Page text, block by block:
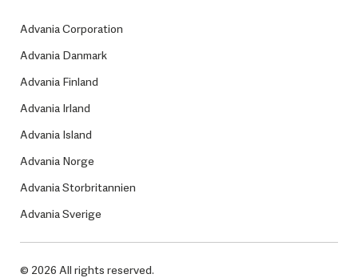
Advania Corporation
Advania Danmark
Advania Finland
Advania Irland
Advania Island
Advania Norge
Advania Storbritannien
Advania Sverige
© 2026 All rights reserved.